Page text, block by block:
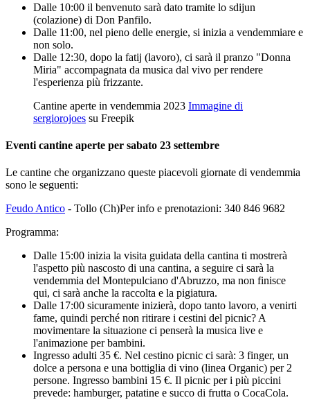
Dalle 10:00 il benvenuto sarà dato tramite lo sdijun
(colazione) di Don Panfilo.
Dalle 11:00, nel pieno delle energie, si inizia a vendemmiare e
non solo.
Dalle 12:30, dopo la fatij (lavoro), ci sarà il pranzo "Donna
Miria" accompagnata da musica dal vivo per rendere
l'esperienza più frizzante.
Cantine aperte in vendemmia 2023 Immagine di
sergiorojoes su Freepik
Eventi cantine aperte per sabato 23 settembre
Le cantine che organizzano queste piacevoli giornate di vendemmia
sono le seguenti:
Feudo Antico - Tollo (Ch)Per info e prenotazioni: 340 846 9682
Programma:
Dalle 15:00 inizia la visita guidata della cantina ti mostrerà
l'aspetto più nascosto di una cantina, a seguire ci sarà la
vendemmia del Montepulciano d'Abruzzo, ma non finisce
qui, ci sarà anche la raccolta e la pigiatura.
Dalle 17:00 sicuramente inizierà, dopo tanto lavoro, a venirti
fame, quindi perché non ritirare i cestini del picnic? A
movimentare la situazione ci penserà la musica live e
l'animazione per bambini.
Ingresso adulti 35 €. Nel cestino picnic ci sarà: 3 finger, un
dolce a persona e una bottiglia di vino (linea Organic) per 2
persone. Ingresso bambini 15 €. Il picnic per i più piccini
prevede: hamburger, patatine e succo di frutta o CocaCola.